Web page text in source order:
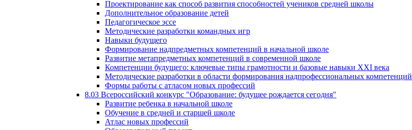
Проектирование как способ развития способностей учеников средней школы
Дополнительное образование детей
Педагогическое эссе
Методические разработки командных игр
Навыки будущего
Формирование надпредметных компетенций в начальной школе
Развитие метапредметных компетенций в современной школе
Компетенции будущего: ключевые типы грамотности и базовые навыки XXI века
Методические разработки в области формирования надпрофессиональных компетенций
Формы работы с атласом новых профессий
8.03 Всероссийский конкурс "Образование: будущее рождается сегодня"
Развитие ребенка в начальной школе
Обучение в средней и старшей школе
Атлас новых профессий